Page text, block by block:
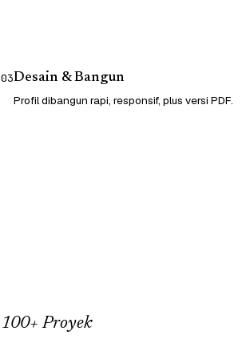
03Desain & Bangun
Profil dibangun rapi, responsif, plus versi PDF.
100+ Proyek